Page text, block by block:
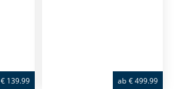
€ 139.99
ab €499.99